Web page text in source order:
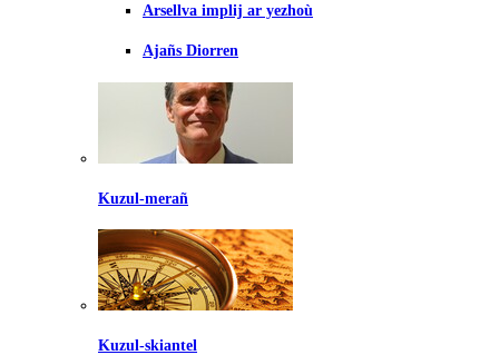
Arsellva implij ar yezhoù
Ajañs Diorren
Kuzul-merañ
Kuzul-skiantel